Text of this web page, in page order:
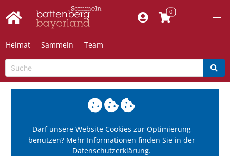
Heimat Sammeln Team
Darf unsere Website Cookies zur Optimierung
benutzen? Mehr Informationen finden Sie in der
Datenschutzerklärung.